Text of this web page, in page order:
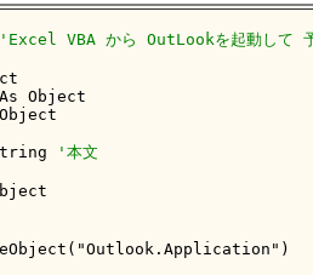
'Excel VBA から OutLookを起動して 予
Object
'本文